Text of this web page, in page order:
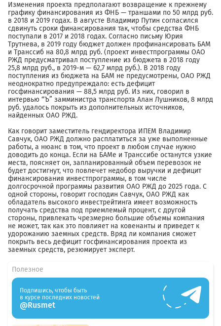
Изменения проекта предполагают возвращение к прежнему
графику финансирования из ФНБ — траншами по 50 млрд руб.
в 2018 и 2019 годах. В августе Владимир Путин согласился
сдвинуть сроки финансирования так, чтобы средства ФНБ
поступали в 2017 и 2018 годах. Согласно письму Юрия
Трутнева, в 2019 году бюджет должен профинансировать БАМ
и Транссиб на 80,8 млрд руб. (проект инвестпрограммы ОАО
РЖД предусматривал поступление из бюджета в 2018 году
25,8 млрд руб., в 2019-м — 62,7 млрд руб.). В 2018 году
поступления из бюджета на БАМ не предусмотрены, ОАО РЖД
неоднократно предупреждало: есть дефицит
госфинансирования — 88,5 млрд руб. Из них, говорил в
интервью “Ъ” замминистра транспорта Алан Лушников, 8 млрд
руб. удалось покрыть из дополнительных источников,
найденных ОАО РЖД.
Как говорит заместитель гендиректора ИПЕМ Владимир
Савчук, ОАО РЖД должно расплатиться за уже выполненные
работы, а нюанс в том, что проект в любом случае нужно
доводить до конца. Если на БАМе и Транссибе останутся узкие
места, поясняет он, запланированный объем перевозок не
будет достигнут, что повлечет недобор выручки и дефицит
финансирования инвестпрограммы, в том числе
долгосрочной программы развития ОАО РЖД до 2025 года. С
одной стороны, говорит господин Савчук, ОАО РЖД как
обладатель высокого инвестрейтинга имеет возможность
получать средства под приемлемый процент, с другой
стороны, привлекать чрезмерно большие объемы компания
не может, так как это повлияет на ковенанты и приведет к
удорожанию заемных средств. Вряд ли компания сможет
покрыть весь дефицит госфинансирования проекта из
заемных средств, резюмирует эксперт.
Полезное
Подпишись, чтобы быть
в курсе последних новостей
@Rusmet